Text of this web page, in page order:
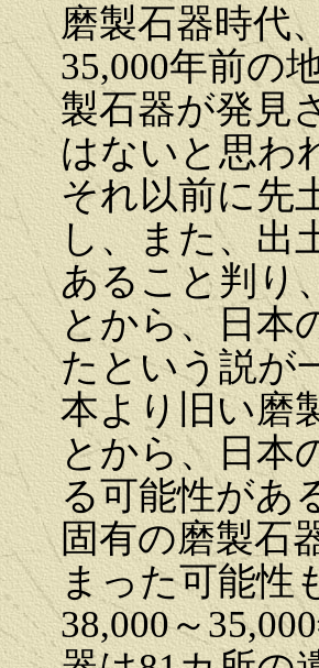
磨製石器時代
35,000年前の
製石器が発見
はないと思わ
それ以前に先
し、また、出
あること判り
とから、日本
たという説が
本より旧い磨
とから、日本
る可能性があ
固有の磨製石
まった可能性
38,000～